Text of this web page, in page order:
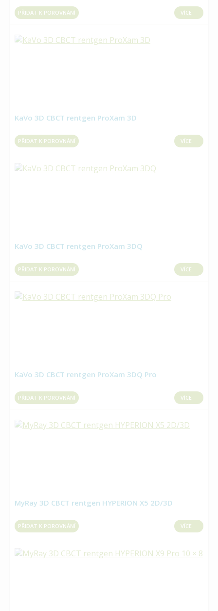
PŘIDAT K POROVNÁNÍ VÍCE
KaVo 3D CBCT rentgen ProXam 3D
PŘIDAT K POROVNÁNÍ VÍCE
KaVo 3D CBCT rentgen ProXam 3DQ
PŘIDAT K POROVNÁNÍ VÍCE
KaVo 3D CBCT rentgen ProXam 3DQ Pro
PŘIDAT K POROVNÁNÍ VÍCE
MyRay 3D CBCT rentgen HYPERION X5 2D/3D
PŘIDAT K POROVNÁNÍ VÍCE